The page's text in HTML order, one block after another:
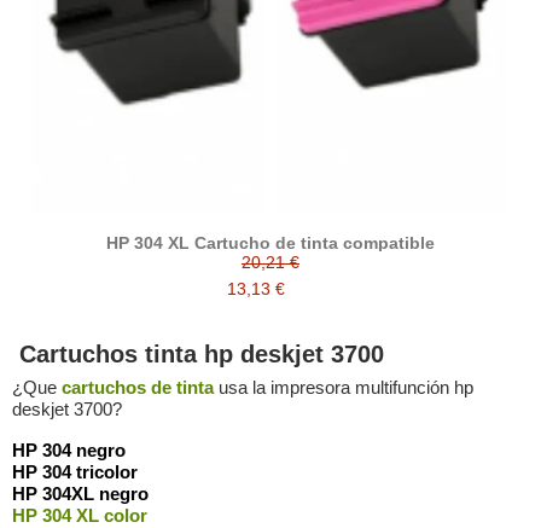
HP 304 XL Cartucho de tinta compatible
20,21 €
13,13 €
Cartuchos tinta hp deskjet 3700
¿Que cartuchos de tinta usa la impresora multifunción hp
deskjet 3700?
HP 304 negro
HP 304 tricolor
HP 304XL negro
HP 304 XL color